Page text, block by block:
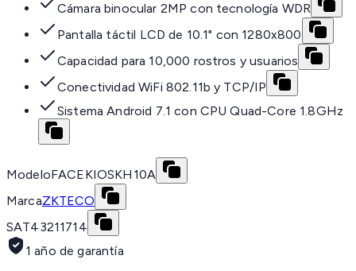
Cámara binocular 2MP con tecnología WDR
Pantalla táctil LCD de 10.1" con 1280x800
Capacidad para 10,000 rostros y usuarios
Conectividad WiFi 802.11b y TCP/IP
Sistema Android 7.1 con CPU Quad-Core 1.8GHz
ModeloFACEKIOSKH10A
MarcaZKTECO
SAT43211714
1 año de garantía